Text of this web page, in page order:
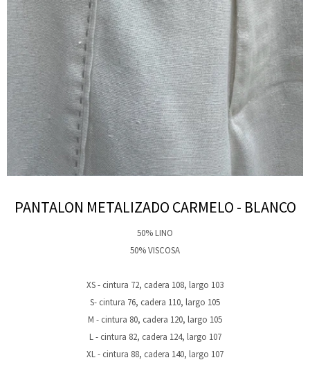
PANTALON METALIZADO CARMELO - BLANCO
50% LINO
50% VISCOSA
XS - cintura 72, cadera 108, largo 103
S- cintura 76, cadera 110, largo 105
M - cintura 80, cadera 120, largo 105
L - cintura 82, cadera 124, largo 107
XL - cintura 88, cadera 140, largo 107